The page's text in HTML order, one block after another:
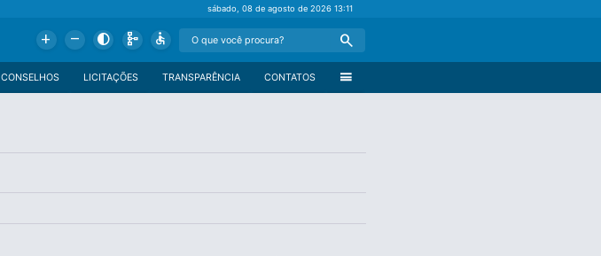
sábado, 08 de agosto de 202613:11
Add Remove Contrast Schema Accessible Search
menu
CONTATOS
TRANSPARÊNCIA
LICITAÇÕES
CONSELHOS